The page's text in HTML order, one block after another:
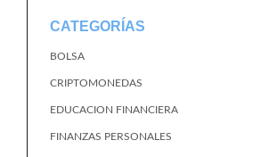
CATEGORÍAS
BOLSA
CRIPTOMONEDAS
EDUCACION FINANCIERA
FINANZAS PERSONALES